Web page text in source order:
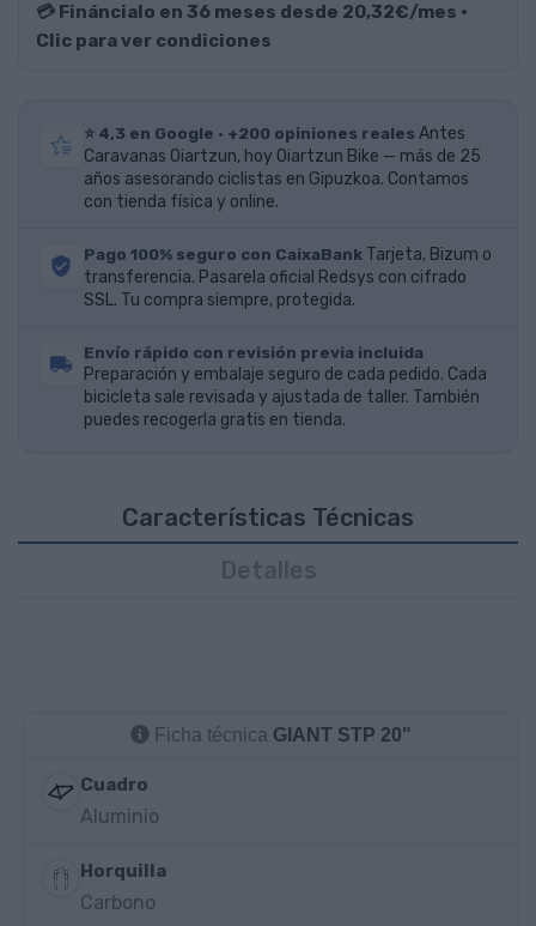
💳 Fináncialo en 36 meses desde 20,32€/mes ·
Clic para ver condiciones
⭐ 4,3 en Google · +200 opiniones reales Antes
Caravanas Oiartzun, hoy Oiartzun Bike — más de 25
años asesorando ciclistas en Gipuzkoa. Contamos
con tienda física y online.
Pago 100% seguro con CaixaBank Tarjeta, Bizum o
transferencia. Pasarela oficial Redsys con cifrado
SSL. Tu compra siempre, protegida.
Envío rápido con revisión previa incluida
Preparación y embalaje seguro de cada pedido. Cada
bicicleta sale revisada y ajustada de taller. También
puedes recogerla gratis en tienda.
Características Técnicas
Ficha técnica GIANT STP 20"
Cuadro
Aluminio
Horquilla
Carbono